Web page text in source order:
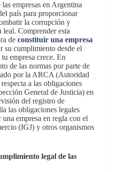
empresas en Argentina
país para proporcionar
la corrupción y
Comprender esta
de constituir una empresa
su cumplimiento desde el
empresa crece. En
de las normas por parte de
por la ARCA (Autoridad
a las obligaciones
General de Justicia) en
del registro de
las obligaciones legales
empresa en regla con el
(IGJ) y otros organismos
legal de las